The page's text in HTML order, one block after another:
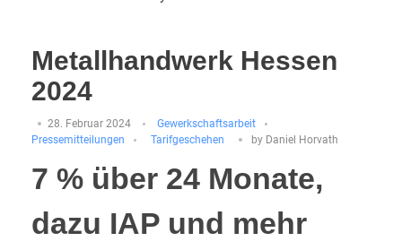
Metallhandwerk Hessen
2024
28. Februar 2024
Gewerkschaftsarbeit
Pressemitteilungen
Tarifgeschehen by Daniel Horvath
7 % über 24 Monate,
dazu IAP und mehr